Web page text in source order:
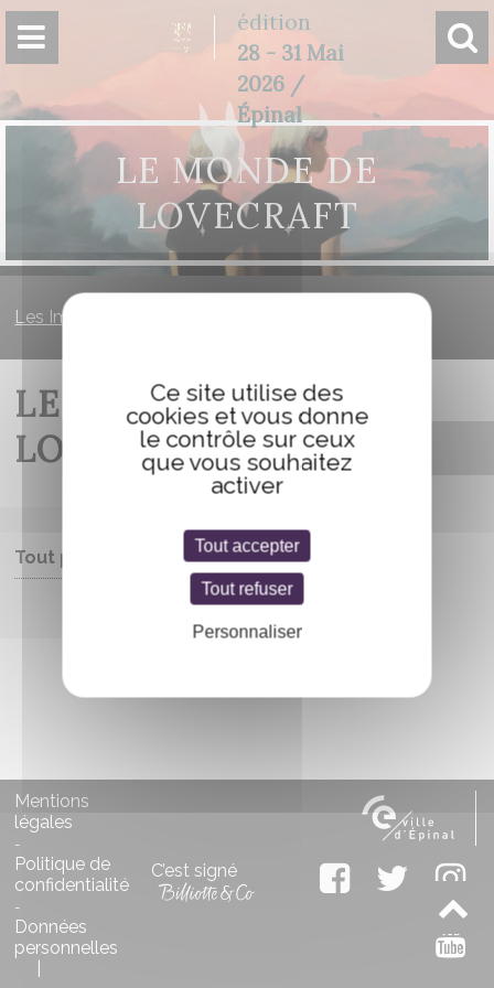
édition
28 - 31 Mai
2026 /
Épinal
LE MONDE DE
LOVECRAFT
Les Imaginales
LE MONDE DE
LOVECRAFT
Tout public
Entrée libre
Mentions
légales
-
Politique de
confidentialité
-
Données
personnelles
C’est signé
Panneau de gestion des cookies
Ce site utilise des
cookies et vous donne
le contrôle sur ceux
que vous souhaitez
activer
Tout accepter
Tout refuser
Personnaliser